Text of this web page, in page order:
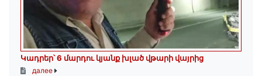
Կադրեր՝ 6 մարդու կյանք խլած վթարի վայրից
далее